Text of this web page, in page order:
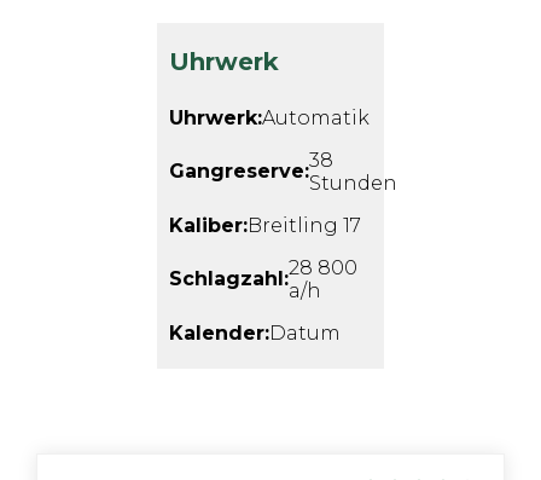
Uhrwerk
Uhrwerk:Automatik
Gangreserve:38
Stunden
Kaliber:Breitling 17
Schlagzahl:28 800
a/h
Kalender:Datum